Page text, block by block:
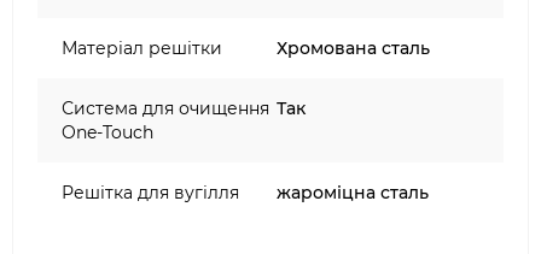
Матеріал решітки Хромована сталь
Система для очищення
One-Touch
Так
Решітка для вугілля жароміцна сталь